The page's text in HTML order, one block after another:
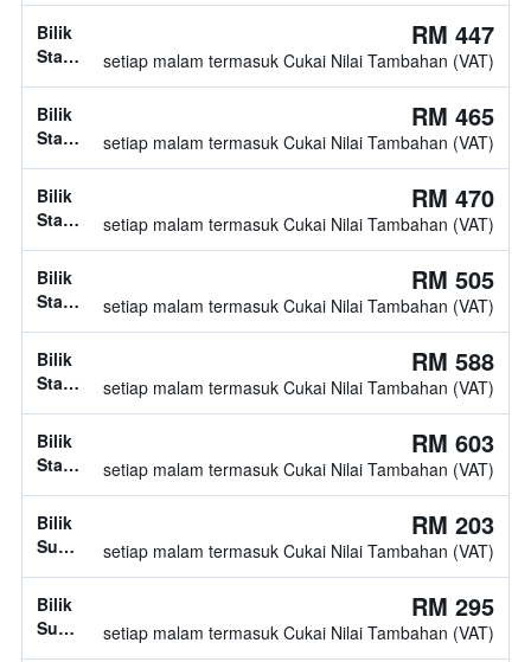
katil
tidak
diketahui
Bilik
Standard,
katil
tidak
diketahui
RM 447
setiap malam termasuk Cukai Nilai Tambahan (VAT)
Bilik
Standard,
katil
tidak
diketahui
RM 465
setiap malam termasuk Cukai Nilai Tambahan (VAT)
Bilik
Standard,
katil
tidak
diketahui
RM 470
setiap malam termasuk Cukai Nilai Tambahan (VAT)
Bilik
Standard,
katil
tidak
diketahui
RM 505
setiap malam termasuk Cukai Nilai Tambahan (VAT)
Bilik
Standard,
katil
tidak
diketahui
RM 588
setiap malam termasuk Cukai Nilai Tambahan (VAT)
Bilik
Standard,
katil
tidak
diketahui
RM 603
setiap malam termasuk Cukai Nilai Tambahan (VAT)
Bilik
Superior,
katil
twin
RM 203
setiap malam termasuk Cukai Nilai Tambahan (VAT)
Bilik
Superior,
RM 295
setiap malam termasuk Cukai Nilai Tambahan (VAT)